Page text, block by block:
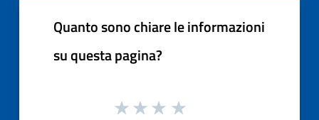
Quanto sono chiare le informazioni
su questa pagina?